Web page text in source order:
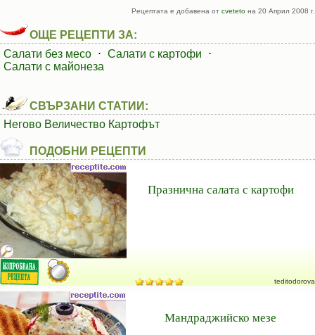
Рецептата е добавена от cveteto на 20 Април 2008 г.
ОЩЕ РЕЦЕПТИ ЗА:
Салати без месо ⋅ Салати с картофи
⋅
Салати с майонеза
СВЪРЗАНИ СТАТИИ:
Негово Величество Картофът
ПОДОБНИ РЕЦЕПТИ
Празнична салата с картофи
teditodorova
Мандраджийско мезе